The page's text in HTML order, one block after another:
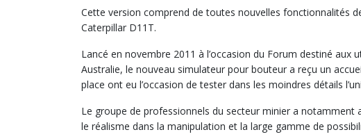
Cette version comprend de toutes nouvelles fonctionnalités
Caterpillar D11T.
Lancé en novembre 2011 à l’occasion du Forum destiné aux
Australie, le nouveau simulateur pour bouteur a reçu un
place ont eu l’occasion de tester dans les moindres détails
Le groupe de professionnels du secteur minier a notamment
le réalisme dans la manipulation et la large gamme de